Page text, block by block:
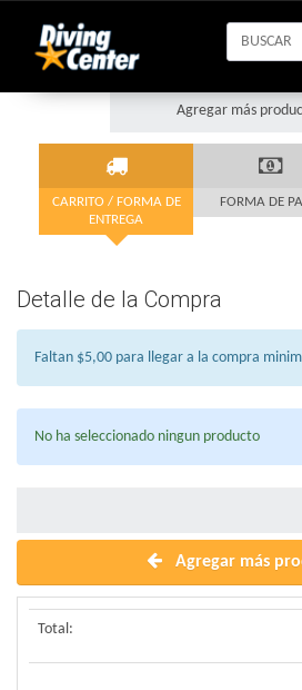
Agregar más
CARRITO / FORMA DE
ENTREGA
FORMA DE
Detalle de la Compra
Faltan $5,00 para llegar a la compra
No ha seleccionado ningun producto
Agregar más
Total: